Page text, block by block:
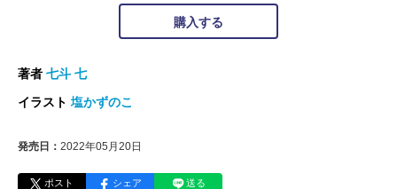
購入する
著者 七斗 七
イラスト 塩かずのこ
発売日： 2022年05月20日
ポスト シェア 送る